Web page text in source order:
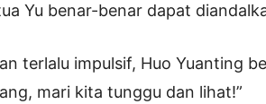
Yu benar-benar dapat
terlalu impulsif, Huo Yuanting
mari kita tunggu dan lihat!”